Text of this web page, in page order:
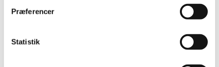
Præferencer
Statistik